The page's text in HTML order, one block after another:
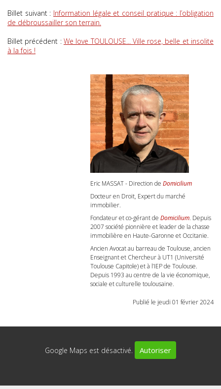
Billet suivant : Information légale et conseil pratique : l’obligation
de débroussailler son terrain.
Billet précédent : We love TOULOUSE... Ville rose, belle et insolite
à la fois !
Eric MASSAT - Direction de Domicilium
Docteur en Droit, Expert du marché
immobilier.
Fondateur et co-gérant de Domicilium. Depuis
2007 société pionnière et leader de la chasse
immobilière en Haute-Garonne et Occitanie.
Ancien Avocat au barreau de Toulouse, ancien
Enseignant et Chercheur à UT1 (Université
Toulouse Capitole) et à l’IEP de Toulouse.
Depuis 1993 au centre de la vie économique,
sociale et culturelle toulousaine.
Publié le jeudi 01 février 2024
Google Maps est désactivé. Autoriser